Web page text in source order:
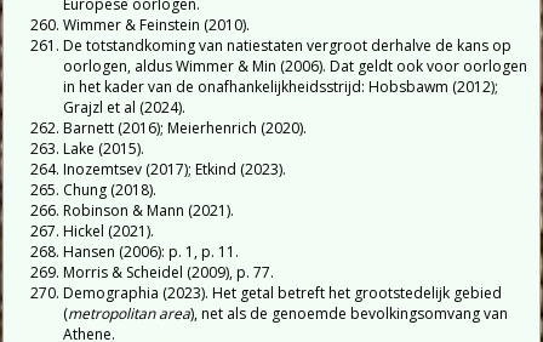
Europese oorlogen.
Wimmer & Feinstein (2010).
De totstandkoming van natiestaten vergroot derhalve de kans op
oorlogen, aldus Wimmer & Min (2006). Dat geldt ook voor oorlogen
in het kader van de onafhankelijkheidsstrijd: Hobsbawm (2012);
Grajzl et al (2024).
Barnett (2016); Meierhenrich (2020).
Lake (2015).
Inozemtsev (2017); Etkind (2023).
Chung (2018).
Robinson & Mann (2021).
Hickel (2021).
Hansen (2006): p. 1, p. 11.
Morris & Scheidel (2009), p. 77.
Demographia (2023). Het getal betreft het grootstedelijk gebied
(metropolitan area), net als de genoemde bevolkingsomvang van
Athene.